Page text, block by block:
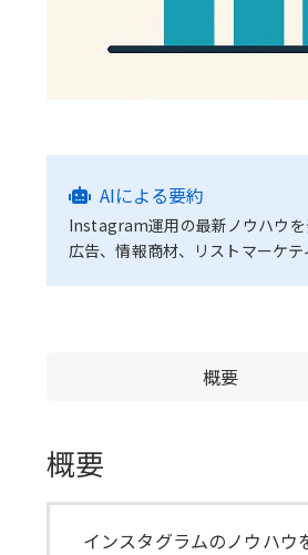
AIによる要約
Instagram運用の最新ノウハウを
広告、情報商材、リストマーケ
概要
概要
インスタグラムのノウハウ